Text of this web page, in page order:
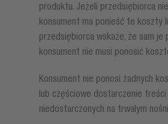
produktu. Jeżeli przedsiębiorca nie
konsument ma ponieść te koszty
przedsiębiorca wskaże, że sam je
konsument nie musi ponosić
Konsument nie ponosi żadnych
lub częściowe dostarczenie
niedostarczonych na trwałym